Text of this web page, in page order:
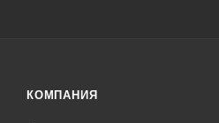
КОМПАНИЯ